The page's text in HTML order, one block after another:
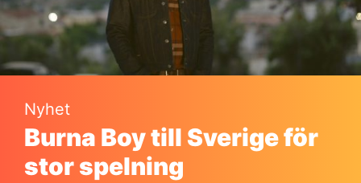
Nyhet
Burna Boy till Sverige för
stor spelning